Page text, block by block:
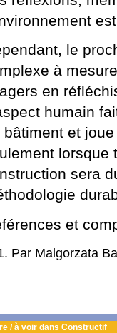
le
à
en
humain
bâtiment et
lorsque
sera
et
Par Malgorzata
/ à voir dans Constructif